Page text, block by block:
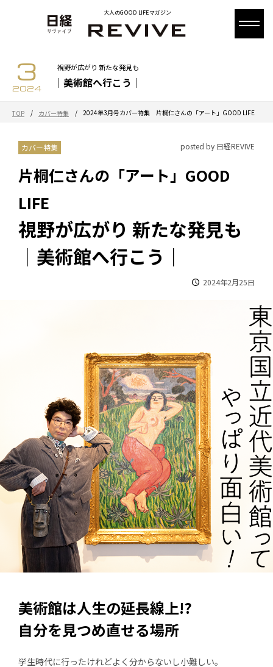
大人のGOOD LIFEマガジン
3
2024
視野が広がり 新たな発見も
｜美術館へ行こう｜
TOP / カバー特集 / 2024年3月号カバー特集 片桐仁さんの「アート」GOOD LIFE
カバー特集 posted by 日経REVIVE
片桐仁さんの「アート」GOOD
LIFE
視野が広がり 新たな発見も
｜美術館へ行こう｜
2024年2月25日
美術館は人生の延長線上!?
自分を見つめ直せる場所
学生時代に行ったけれどよく分からないし小難しい。